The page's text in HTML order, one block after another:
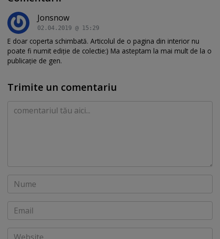
Jonsnow
02.04.2019 @ 15:29
E doar coperta schimbată. Articolul de o pagina din interior nu
poate fi numit ediție de colectie:) Ma asteptam la mai mult de la o
publicație de gen.
Trimite un comentariu
Comentariu
Nume
Email
Website